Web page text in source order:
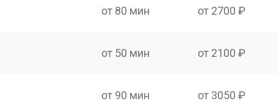
от 80 мин от 2700 ₽
от 50 мин от 2100 ₽
от 90 мин от 3050 ₽